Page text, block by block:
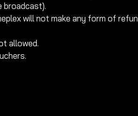
broadcast).
will not make any form of
allowed.